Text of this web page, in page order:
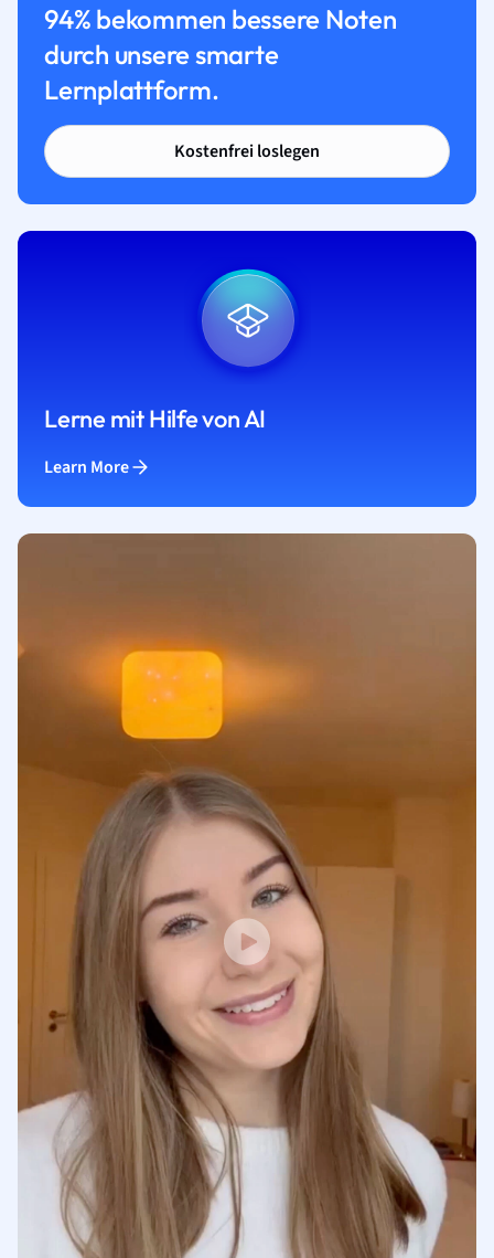
94% bekommen bessere Noten
durch unsere smarte
Lernplattform.
Kostenfrei loslegen
Lerne mit Hilfe von AI
Learn More